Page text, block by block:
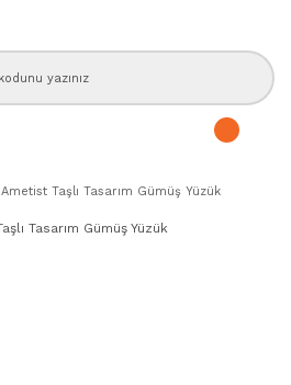
Ametist Taşlı Tasarım Gümüş Yüzük